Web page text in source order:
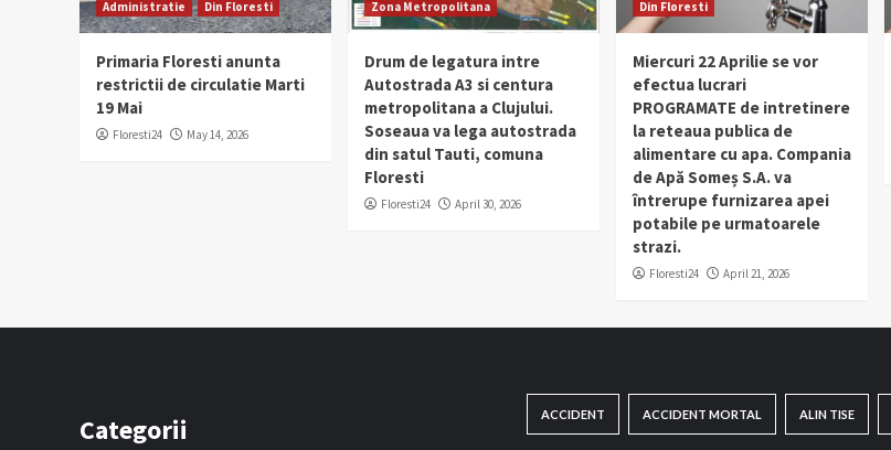
Administratie Din Floresti
Primaria Floresti anunta
restrictii de circulatie Marti
19 Mai
Floresti24 May 14, 2026
Zona Metropolitana
Drum de legatura intre
Autostrada A3 si centura
metropolitana a Clujului.
Soseaua va lega autostrada
din satul Tauti, comuna
Floresti
Floresti24 April 30, 2026
Din Floresti
Miercuri 22 Aprilie se vor
efectua lucrari
PROGRAMATE de intretinere
la reteaua publica de
alimentare cu apa. Compania
de Apă Someș S.A. va
întrerupe furnizarea apei
potabile pe urmatoarele
strazi.
Floresti24 April 21, 2026
Categorii ACCIDENT ACCIDENT MORTAL ALIN TISE